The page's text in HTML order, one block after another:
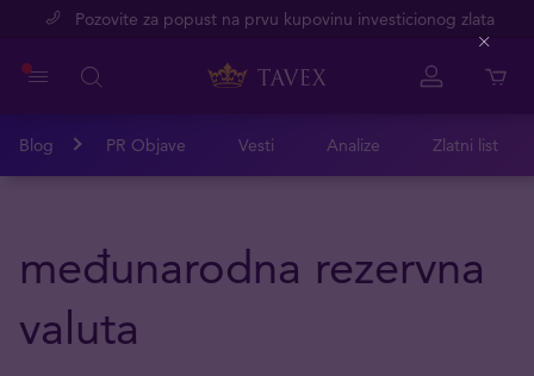
Pozovite za popust na prvu kupovinu investicionog zlata
Blog PR Objave Vesti Analize Zlatni list
međunarodna rezervna
valuta
Close